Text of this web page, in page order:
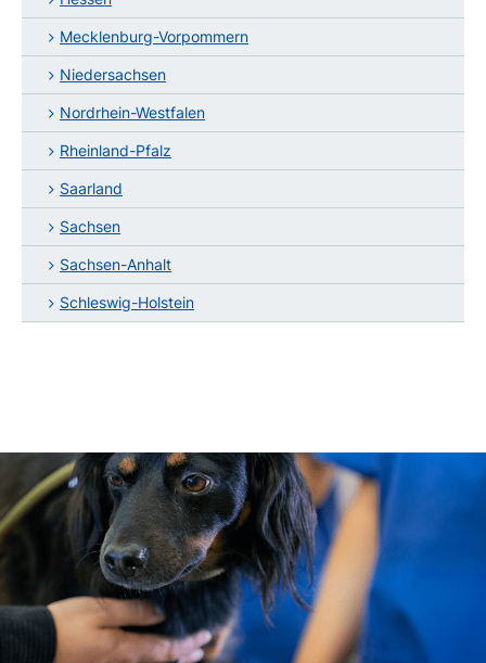
Mecklenburg-Vorpommern
Niedersachsen
Nordrhein-Westfalen
Rheinland-Pfalz
Saarland
Sachsen
Sachsen-Anhalt
Schleswig-Holstein